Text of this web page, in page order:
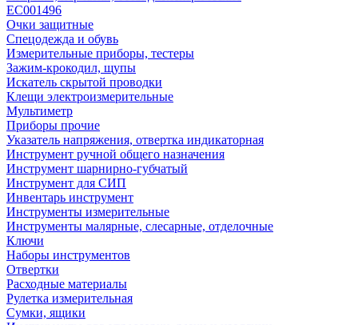
EC001496
Очки защитные
Спецодежда и обувь
Измерительные приборы, тестеры
Зажим-крокодил, щупы
Искатель скрытой проводки
Клещи электроизмерительные
Мультиметр
Приборы прочие
Указатель напряжения, отвертка индикаторная
Инструмент ручной общего назначения
Инструмент шарнирно-губчатый
Инструмент для СИП
Инвентарь инструмент
Инструменты измерительные
Инструменты малярные, слесарные, отделочные
Ключи
Наборы инструментов
Отвертки
Расходные материалы
Рулетка измерительная
Сумки, ящики